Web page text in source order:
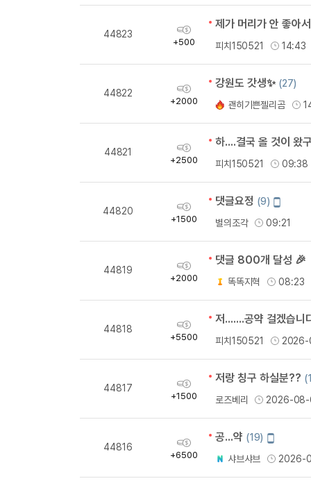
44823
획
득
+500
제가 머리가 안 좋아
피치150521 14:43
44822
획
득
+2000
강원도 갓생✨ (27)
괜히기쁜젤리곰
44821
획
득
+2500
하....결국 올 것이 왔
피치150521 09:38
44820
획
득
+1500
댓글요정 (9) 모
일
별의조각 09:21
44819
획
득
+2000
댓글 800개 달성 🎉
똑똑지혁 08:23
44818
획
득
+5500
저.......공약 걸겠습니
피치150521
44817
획
득
+1500
저랑 칭구 하실분??
로즈베리
2026-
44816
획
득
+6500
공...약 (19) 모
일
샤브샤브 2026-